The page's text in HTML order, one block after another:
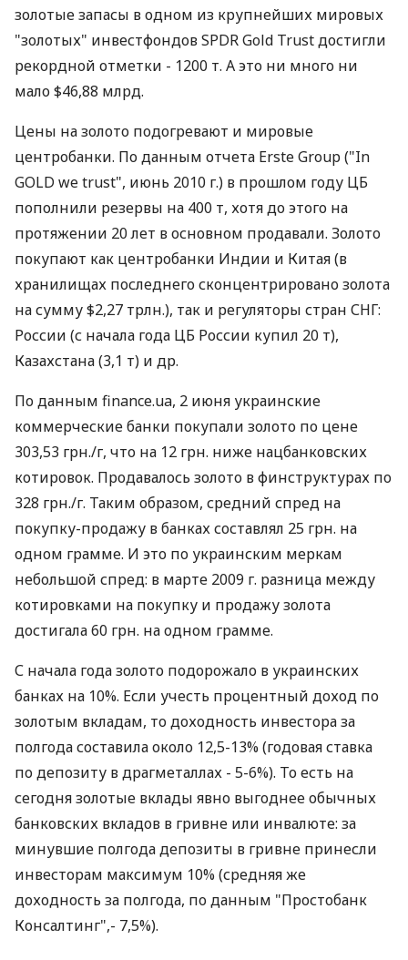
золотые запасы в одном из крупнейших мировых
"золотых" инвестфондов SPDR Gold Trust достигли
рекордной отметки - 1200 т. А это ни много ни
мало $46,88 млрд.
Цены на золото подогревают и мировые
центробанки. По данным отчета Erste Group ("In
GOLD we trust", июнь 2010 г.) в прошлом году ЦБ
пополнили резервы на 400 т, хотя до этого на
протяжении 20 лет в основном продавали. Золото
покупают как центробанки Индии и Китая (в
хранилищах последнего сконцентрировано золота
на сумму $2,27 трлн.), так и регуляторы стран СНГ:
России (с начала года ЦБ России купил 20 т),
Казахстана (3,1 т) и др.
По данным finance.ua, 2 июня украинские
коммерческие банки покупали золото по цене
303,53 грн./г, что на 12 грн. ниже нацбанковских
котировок. Продавалось золото в финструктурах по
328 грн./г. Таким образом, средний спред на
покупку-продажу в банках составлял 25 грн. на
одном грамме. И это по украинским меркам
небольшой спред: в марте 2009 г. разница между
котировками на покупку и продажу золота
достигала 60 грн. на одном грамме.
С начала года золото подорожало в украинских
банках на 10%. Если учесть процентный доход по
золотым вкладам, то доходность инвестора за
полгода составила около 12,5-13% (годовая ставка
по депозиту в драгметаллах - 5-6%). То есть на
сегодня золотые вклады явно выгоднее обычных
банковских вкладов в гривне или инвалюте: за
минувшие полгода депозиты в гривне принесли
инвесторам максимум 10% (средняя же
доходность за полгода, по данным "Простобанк
Консалтинг",- 7,5%).